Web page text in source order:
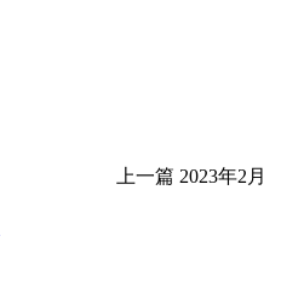
上一篇 2023年2月